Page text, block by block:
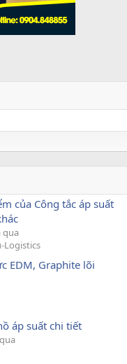
của Công tắc áp suất
qua
Logistics
EDM, Graphite lõi
áp suất chi tiết